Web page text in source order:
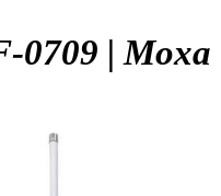
0709 | Moxa